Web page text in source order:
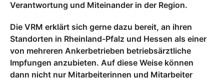
Verantwortung und Miteinander in der Region.
Die VRM erklärt sich gerne dazu bereit, an ihren
Standorten in Rheinland-Pfalz und Hessen als einer
von mehreren Ankerbetrieben betriebsärztliche
Impfungen anzubieten. Auf diese Weise können
dann nicht nur Mitarbeiterinnen und Mitarbeiter